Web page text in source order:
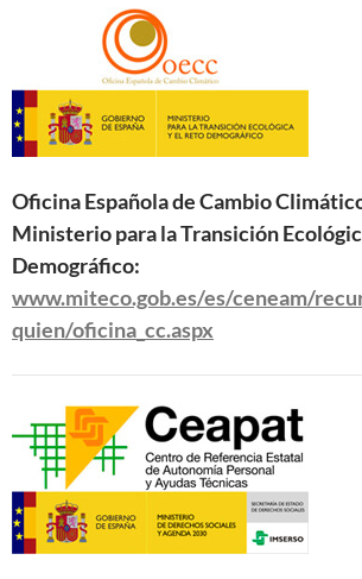
Oficina Española de Cambio
Ministerio para la Transición
Demográfico:
www.miteco.gob.es/es/ceneam/
quien/oficina_cc.aspx